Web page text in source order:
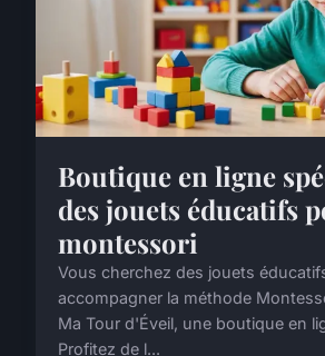
Boutique en ligne
des jouets éducatifs
montessori
Vous cherchez des jouets
accompagner la méthode
Ma Tour d'Éveil, une boutique en
Profitez de l...